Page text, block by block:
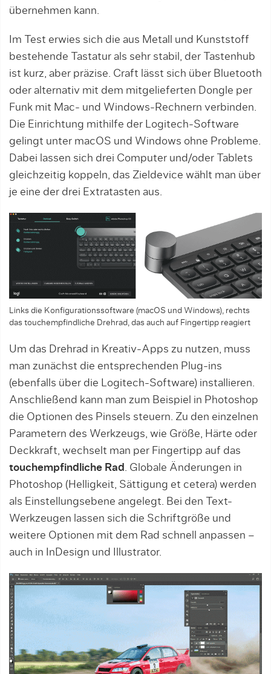
übernehmen kann.
Im Test erwies sich die aus Metall und Kunststoff
bestehende Tastatur als sehr stabil, der Tastenhub
ist kurz, aber präzise. Craft lässt sich über Bluetooth
oder alternativ mit dem mitgelieferten Dongle per
Funk mit Mac- und Windows-Rechnern verbinden.
Die Einrichtung mithilfe der Logitech-Software
gelingt unter macOS und Windows ohne Probleme.
Dabei lassen sich drei Computer und/oder Tablets
gleichzeitig koppeln, das Zieldevice wählt man über
je eine der drei Extratasten aus.
Links die Konfigurationssoftware (macOS und Windows), rechts
das touchempfindliche Drehrad, das auch auf Fingertipp reagiert
Um das Drehrad in Kreativ-Apps zu nutzen, muss
man zunächst die entsprechenden Plug-ins
(ebenfalls über die Logitech-Software) installieren.
Anschließend kann man zum Beispiel in Photoshop
die Optionen des Pinsels steuern. Zu den einzelnen
Parametern des Werkzeugs, wie Größe, Härte oder
Deckkraft, wechselt man per Fingertipp auf das
touchempfindliche Rad . Globale Änderungen in
Photoshop (Helligkeit, Sättigung et cetera) werden
als Einstellungsebene angelegt. Bei den Text-
Werkzeugen lassen sich die Schriftgröße und
weitere Optionen mit dem Rad schnell anpassen –
auch in InDesign und Illustrator.